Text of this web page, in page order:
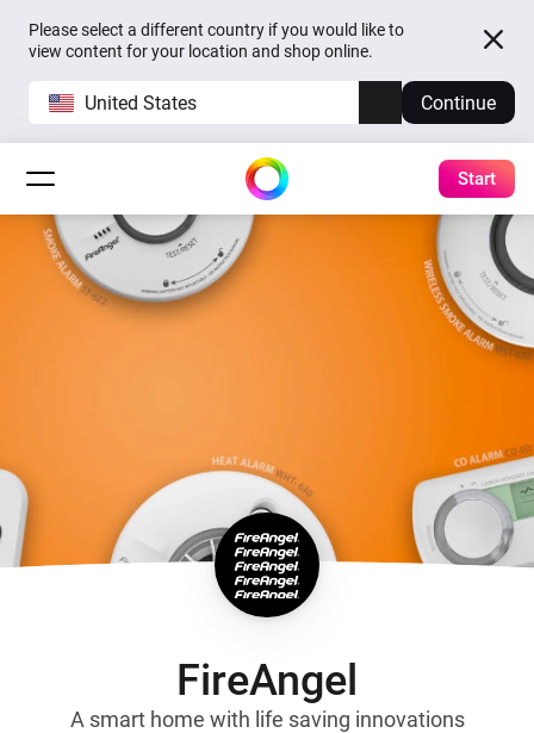
Please select a different country if you would like to
view content for your location and shop online.
United States Continue
Start
FireAngel
A smart home with life saving innovations